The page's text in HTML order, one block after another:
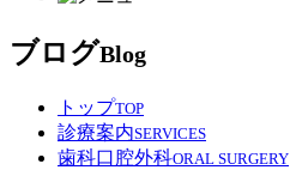
ブログBlog
トップTOP
診療案内SERVICES
歯科口腔外科ORAL SURGERY